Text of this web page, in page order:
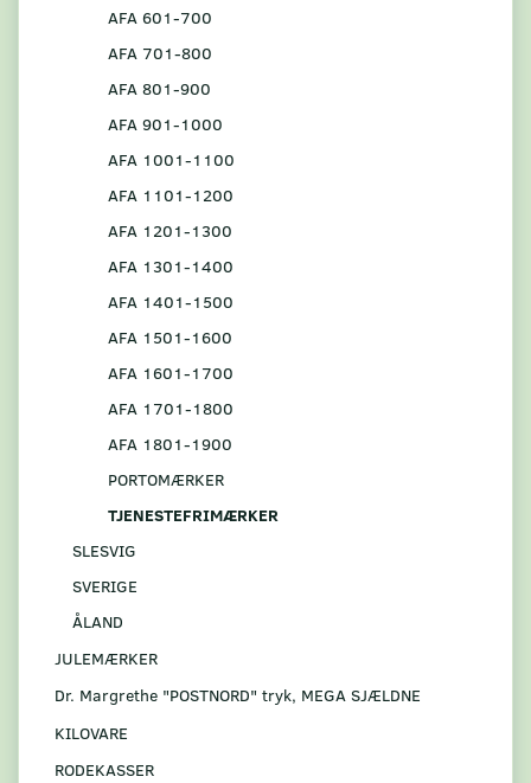
AFA 601-700
AFA 701-800
AFA 801-900
AFA 901-1000
AFA 1001-1100
AFA 1101-1200
AFA 1201-1300
AFA 1301-1400
AFA 1401-1500
AFA 1501-1600
AFA 1601-1700
AFA 1701-1800
AFA 1801-1900
PORTOMÆRKER
TJENESTEFRIMÆRKER
SLESVIG
SVERIGE
ÅLAND
JULEMÆRKER
Dr. Margrethe "POSTNORD" tryk, MEGA SJÆLDNE
KILOVARE
RODEKASSER